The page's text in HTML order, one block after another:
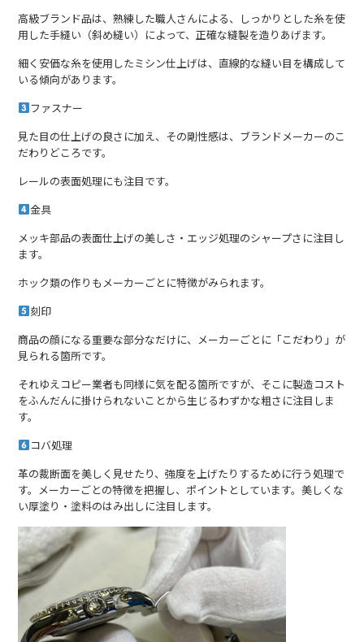
高級ブランド品は、熟練した職人さんによる、しっかりとした糸を使
用した手縫い（斜め縫い）によって、正確な縫製を造りあげます。
細く安価な糸を使用したミシン仕上げは、直線的な縫い目を構成して
いる傾向があります。
ファスナー
見た目の仕上げの良さに加え、その剛性感は、ブランドメーカーのこ
だわりどころです。
レールの表面処理にも注目です。
金具
メッキ部品の表面仕上げの美しさ・エッジ処理のシャープさに注目し
ます。
ホック類の作りもメーカーごとに特徴がみられます。
刻印
商品の顔になる重要な部分なだけに、メーカーごとに「こだわり」が
見られる箇所です。
それゆえコピー業者も同様に気を配る箇所ですが、そこに製造コスト
をふんだんに掛けられないことから生じるわずかな粗さに注目しま
す。
コバ処理
革の裁断面を美しく見せたり、強度を上げたりするために行う処理で
す。メーカーごとの特徴を把握し、ポイントとしています。美しくな
い厚塗り・塗料のはみ出しに注目します。